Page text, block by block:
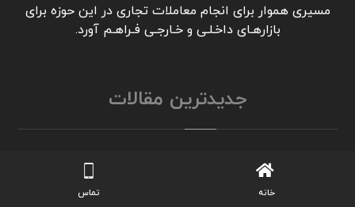
مسیری هموار برای انجام معاملات تجاری در این حوزه برای
بازارهـای داخـلـی و خـارجـی فـراهـم آورد.
جدیدترین مقالات
خانه تماس